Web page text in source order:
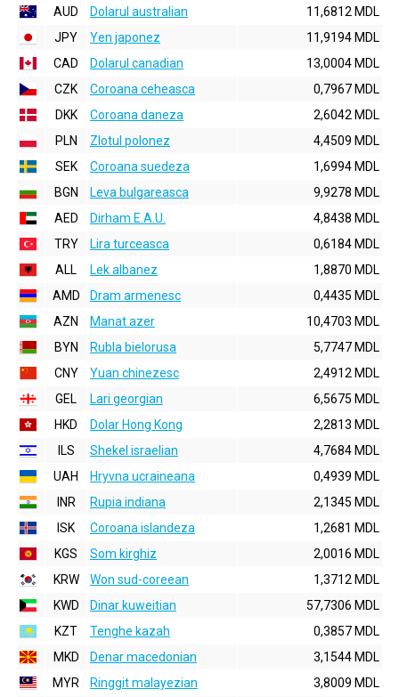
AUD
Dolarul australian
11,6812 MDL
JPY
Yen japonez
11,9194 MDL
CAD
Dolarul canadian
13,0004 MDL
CZK
Coroana ceheasca
0,7967 MDL
DKK
Coroana daneza
2,6042 MDL
PLN
Zlotul polonez
4,4509 MDL
SEK
Coroana suedeza
1,6994 MDL
BGN
Leva bulgareasca
9,9278 MDL
AED
Dirham E.A.U.
4,8438 MDL
TRY
Lira turceasca
0,6184 MDL
ALL
Lek albanez
1,8870 MDL
AMD
Dram armenesc
0,4435 MDL
AZN
Manat azer
10,4703 MDL
BYN
Rubla bielorusa
5,7747 MDL
CNY
Yuan chinezesc
2,4912 MDL
GEL
Lari georgian
6,5675 MDL
HKD
Dolar Hong Kong
2,2813 MDL
ILS
Shekel israelian
4,7684 MDL
UAH
Hryvna ucraineana
0,4939 MDL
INR
Rupia indiana
2,1345 MDL
ISK
Coroana islandeza
1,2681 MDL
KGS
Som kirghiz
2,0016 MDL
KRW
Won sud-coreean
1,3712 MDL
KWD
Dinar kuweitian
57,7306 MDL
KZT
Tenghe kazah
0,3857 MDL
MKD
Denar macedonian
3,1544 MDL
MYR
Ringgit malayezian
3,8009 MDL